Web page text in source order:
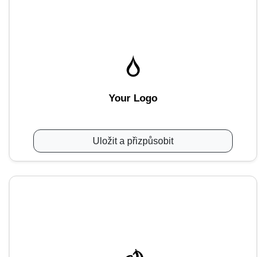
Your Logo
Uložit a přizpůsobit